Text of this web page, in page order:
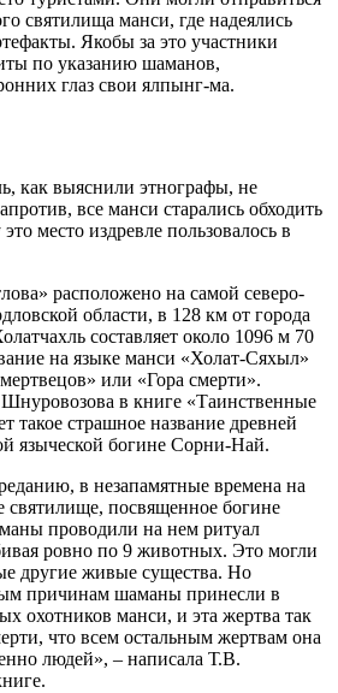
святилища манси, где надеялись
Якобы за это участники
по указанию шаманов,
глаз свои ялпынг-ма.
как выяснили этнографы, не
все манси старались обходить
место издревле пользовалось в
расположено на самой северо-
области, в 128 км от города
составляет около 1096 м 70
на языке манси «Холат-Сяхыл»
или «Гора смерти».
в книге «Таинственные
такое страшное название древней
языческой богине Сорни-Най.
в незапамятные времена на
святилище, посвященное богине
проводили на нем ритуал
ровно по 9 животных. Это могли
другие живые существа. Но
причинам шаманы принесли в
охотников манси, и эта жертва так
что всем остальным жертвам она
людей», – написала Т.В.